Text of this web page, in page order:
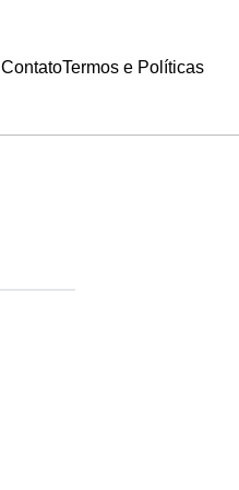
ContatoTermos e Políticas